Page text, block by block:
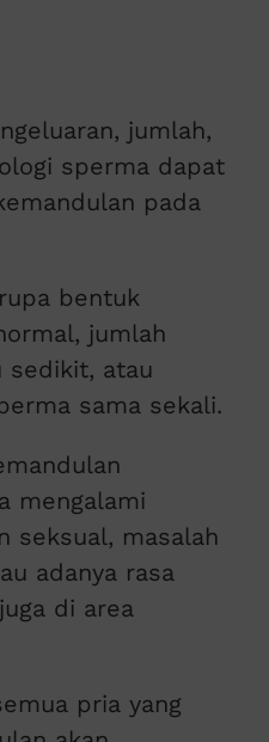
jumlah,
sperma dapat
pada
bentuk
jumlah
sedikit, atau
sama sekali.
mengalami
seksual, masalah
adanya rasa
di area
pria yang